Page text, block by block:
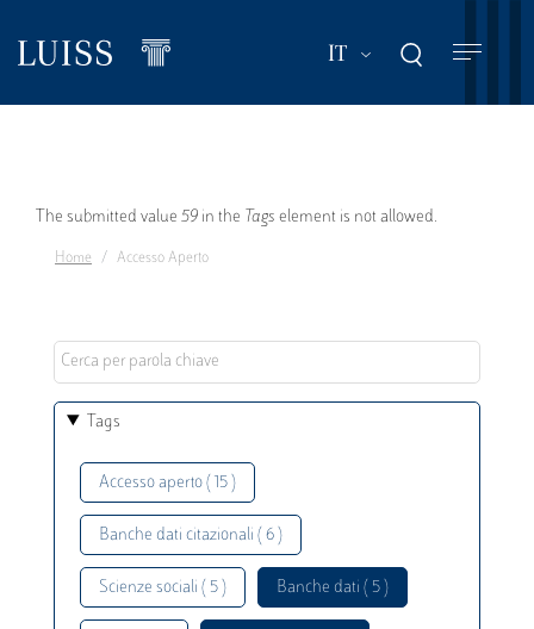
contenuto
IT Mostra ulteriori
Messaggio
di
The submitted value 59 in the Tags element is not allowed.
Home Accesso Aperto
Tags
Accesso aperto ( 15 )
Banche dati citazionali ( 6 )
Scienze sociali ( 5 ) Banche dati ( 5 )